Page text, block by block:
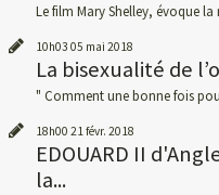
Le film Mary Shelley, évoque
10h03 05 mai 2018
La bisexualité de
" Comment une bonne fois
18h00 21févr. 2018
EDOUARD II
la...